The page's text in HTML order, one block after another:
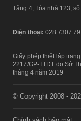
Tầng 4, Tòa nhà 123,
Điện thoại: 028 7307
Giấy phép thiết lập
2217/GP-TTĐT do Sở
tháng 4 năm 2019
© Copyright 2008 -